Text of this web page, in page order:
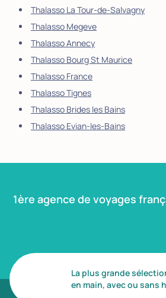
Thalasso La Tour-de-Salvagny
Thalasso Megeve
Thalasso Annecy
Thalasso Bourg St Maurice
Thalasso France
Thalasso Tignes
Thalasso Brides les Bains
Thalasso Evian-les-Bains
1ère agence de voyages
La plus grande
en main, avec ou sans